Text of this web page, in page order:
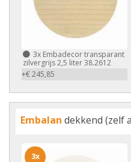
3x Embadecor transparant
zilvergrijs 2,5 liter 38.2612
+€ 245,85
Embalan dekkend (zelf
3x